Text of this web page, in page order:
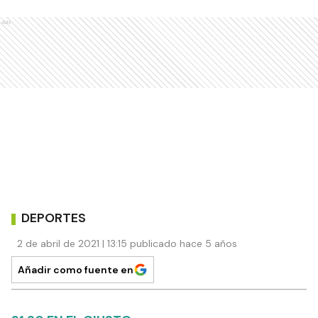
Ads
DEPORTES
2 de abril de 2021 | 13:15 publicado hace 5 años
Añadir como fuente en